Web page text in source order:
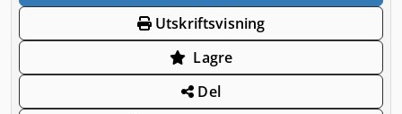
Utskriftsvisning
Lagre
Del